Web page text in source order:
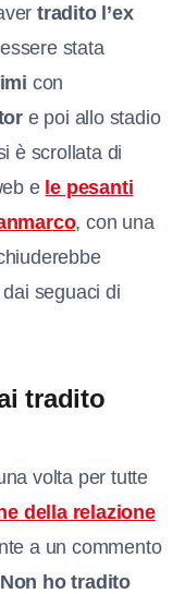
tradito l’ex
stata
con
e poi allo stadio
è scrollata di
e le pesanti
, con una
dai seguaci di
tradito
volta per tutte
della relazione
a un commento
Non ho tradito